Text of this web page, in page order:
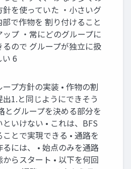
針を使っていた ・小さいグ
で作物を 割り付けること
ップ ・常にどのグループに
るので グループが独立に扱
い 6
プ方針の実装 • 作物の割
出1.と同じようにできそう
とグループを決める部分を
いけない • これは、BFS
とで実現できる • 通路を
には、 • 始点のみを通路
からスタート • 以下を何回